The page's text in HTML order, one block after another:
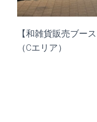
【和雑貨販売ブー
（Cエリア）